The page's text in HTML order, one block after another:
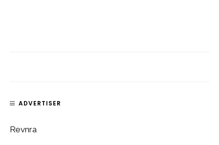
ADVERTISER
Revnra